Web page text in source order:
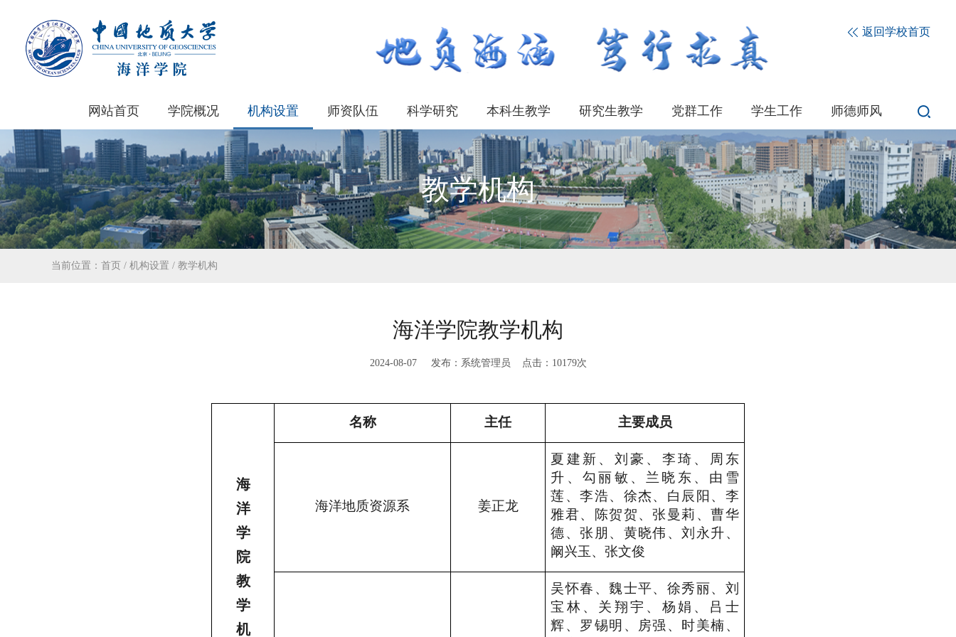
返回学校首页
网站首页 学院概况 机构设置 师资队伍 科学研究 本科生教学 研究生教学 党群工作 学生工作 师德师风
教学机构
当前位置： 首页 / 机构设置 / 教学机构
海洋学院教学机构
2024-08-07 发布：系统管理员 点击： 10179次
海
洋
学
院
教
学
机
名称 主任 主要成员
海洋地质资源系 姜正龙
夏建新、刘豪、 李琦、
周东
升、勾丽敏、兰晓东、 由雪
莲、李浩、徐杰、 白辰阳、李
雅君、陈贺贺、张曼莉、曹华
德、张朋、黄晓伟、刘永升、
阚兴玉、张文俊
吴怀春、魏士平、徐秀丽、刘
宝林、 关翔宇、杨娟、吕士
辉、 罗锡明、房强、 时美楠、